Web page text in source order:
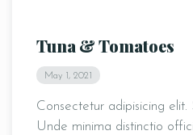
Tuna & Tomatoes
May 1, 2021
Consectetur adipisicing elit.
Unde minima distinctio